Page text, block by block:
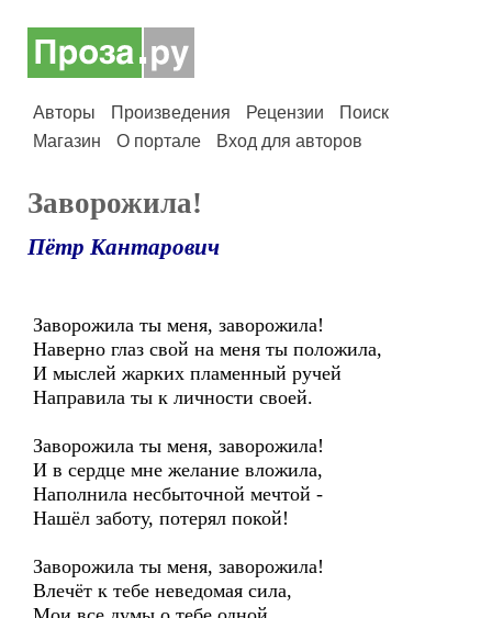
Авторы Произведения Рецензии
Поиск
Магазин
О портале Вход для авторов
Заворожила!
Пётр Кантарович
Заворожила ты меня, заворожила!
Наверно глаз свой на меня ты положила,
И мыслей жарких пламенный ручей
Направила ты к личности своей.
Заворожила ты меня, заворожила!
И в сердце мне желание вложила,
Наполнила несбыточной мечтой -
Нашёл заботу, потерял покой!
Заворожила ты меня, заворожила!
Влечёт к тебе неведомая сила,